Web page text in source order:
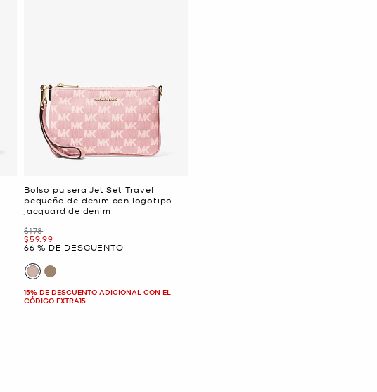
Bolso pulsera Jet Set Travel
pequeño de denim con logotipo
jacquard de denim
Era
$178
Ahora
$59.99
66 % DE DESCUENTO
15% DE DESCUENTO ADICIONAL CON EL
CÓDIGO EXTRA15